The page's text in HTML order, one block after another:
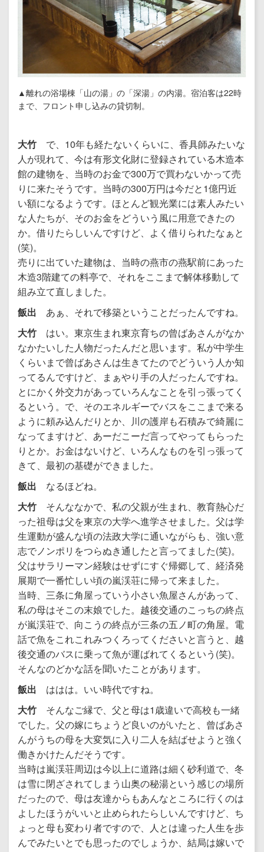
▲離れの浴場棟「山の湯」の「深湯」の内湯。宿泊客は22時
まで、フロント申し込みの貸切制。
大竹 で、10年も経たないくらいに、香具師みたいな
人が現れて、今は有形文化財に登録されている木造本
館の建物を、当時のお金で300万で買わないかって売
りに来たそうです。当時の300万円は今だと1億円近
い額になるようです。ほとんど観光業には素人みたい
な人たちが、そのお金をどういう風に用意できたの
か。借りたらしいんですけど、よく借りられたなぁと
(笑)。
売りに出ていた建物は、当時の燕市の燕駅前にあった
木造3階建ての料亭で、それをここまで解体移動して
組み立て直しました。
飯出 あぁ、それで移築ということだったんですね。
大竹 はい。東京生まれ東京育ちの曾ばあさんがなか
なかたいした人物だったんだと思います。私が中学生
くらいまで曾ばあさんは生きてたのでどういう人か知
ってるんですけど、まぁやり手の人だったんですね。
とにかく外交力があっていろんなことを引っ張ってく
るという。で、そのエネルギーでバスをここまで来る
ように頼み込んだりとか、川の護岸も石積みで綺麗に
なってますけど、あーだこーだ言ってやってもらった
りとか。お金はないけど、いろんなものを引っ張って
きて、最初の基礎ができました。
飯出 なるほどね。
大竹 そんななかで、私の父親が生まれ、教育熱心だ
った祖母は父を東京の大学へ進学させました。父は学
生運動が盛んな頃の法政大学に通いながらも、強い意
志でノンポリをつらぬき通したと言ってました(笑)。
父はサラリーマン経験はせずにすぐ帰郷して、経済発
展期で一番忙しい頃の嵐渓荘に帰って来ました。
当時、三条に角屋っていう小さい魚屋さんがあって、
私の母はそこの末娘でした。越後交通のこっちの終点
が嵐渓荘で、向こうの終点が三条の五ノ町の角屋。電
話で魚をこれこれみつくろってくださいと言うと、越
後交通のバスに乗って魚が運ばれてくるという(笑)。
そんなのどかな話を聞いたことがあります。
飯出 ははは。いい時代ですね。
大竹 そんなご縁で、父と母は1歳違いで高校も一緒
でした。父の嫁にちょうど良いのがいたと、曾ばあさ
んがうちの母を大変気に入り二人を結ばせようと強く
働きかけたんだそうです。
当時は嵐渓荘周辺は今以上に道路は細く砂利道で、冬
は雪に閉ざされてしまう山奥の秘湯という感じの場所
だったので、母は友達からもあんなところに行くのは
よしたほうがいいと止められたらしいんですけど、ち
ょっと母も変わり者ですので、人とは違った人生を歩
んでみたいとでも思ったのでしょうか、結局は嫁いで